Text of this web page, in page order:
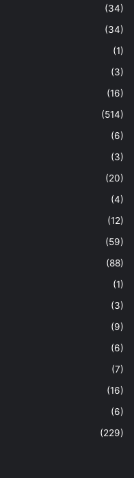
(34)
(34)
(1)
(3)
(16)
(514)
(6)
(3)
(20)
(4)
(12)
(59)
(88)
(1)
(3)
(9)
(6)
(7)
(16)
(6)
(229)